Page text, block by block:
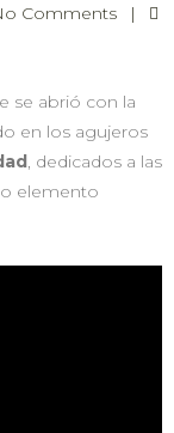
Comments
|
se abrió con la
en los agujeros
, dedicados a las
elemento